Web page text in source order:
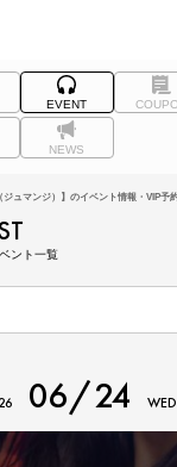
EVENT
NEWS
ュマンジ）】のイベント情報・VIP予
ント一覧
06/24 WED